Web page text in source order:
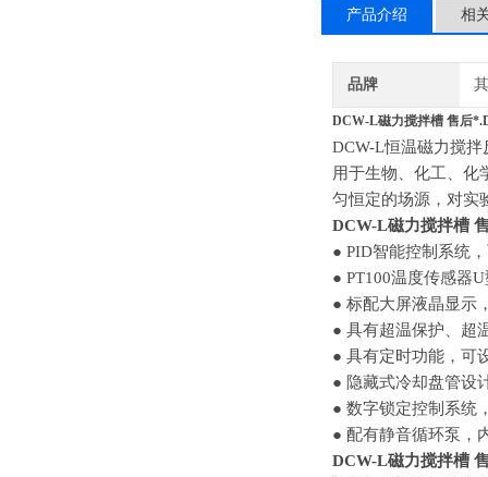
产品介绍 相
品牌
DCW-L磁力搅拌槽 售后*.
DCW-L恒温磁力搅拌
用于生物、化工、化
匀恒定的场源，对实
DCW-L磁力搅拌槽
● PID智能控制系统
● PT100温度传感器
● 标配大屏液晶显示
● 具有超温保护、超
● 具有定时功能，可
● 隐藏式冷却盘管设
● 数字锁定控制系统
● 配有静音循环泵，
DCW-L磁力搅拌槽